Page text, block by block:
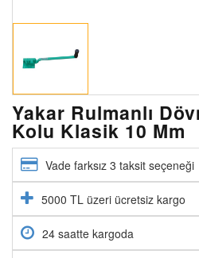
Yakar Rulmanlı
Kolu Klasik 10 Mm
Vade farksız 3 taksit seçeneği
5000 TL üzeri ücretsiz kargo
24 saatte kargoda